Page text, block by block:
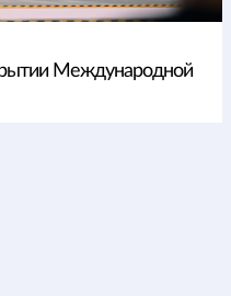
Международной